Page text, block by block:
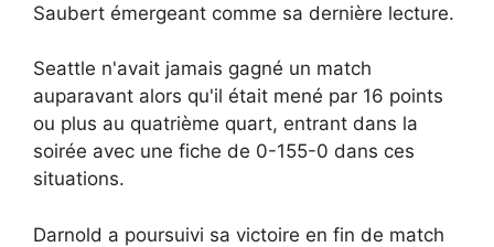
Saubert émergeant comme sa dernière lecture.
Seattle n'avait jamais gagné un match
auparavant alors qu'il était mené par 16 points
ou plus au quatrième quart, entrant dans la
soirée avec une fiche de 0-155-0 dans ces
situations.
Darnold a poursuivi sa victoire en fin de match